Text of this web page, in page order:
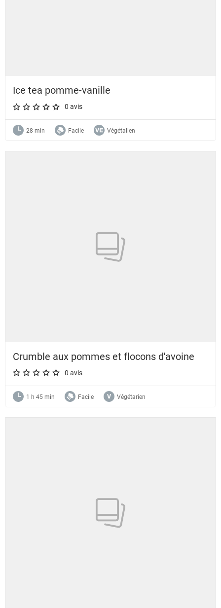
Ice tea pomme-vanille
A star rating of 0 out of 5.
0 avis
28 min Facile Végétalien
Crumble aux pommes et flocons d'avoine
A star rating of 0 out of 5.
0 avis
1 h 45 min Facile Végétarien